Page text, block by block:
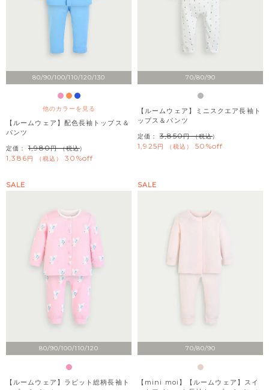
80/90/100/110/120/130
他のカラーを見る
【ルームウェア】配色長袖トップス＆
パンツ
定価： 1,980 （税込）
1,386 税込 30%off
70/80/90
【ルームウェア】ミニスクエア長袖ト
ップス＆パンツ
定価： 3,850 （税込）
1,925 税込 50%off
80/90/100/110/120
SALE
【ルームウェア】ラビット総柄長袖ト
70/80/90
SALE
【mini moi】【ルームウェア】スイ